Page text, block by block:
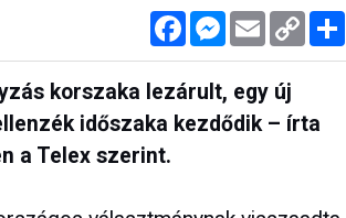
FacebookMessenger
Email Copy
Link
korszaka lezárult, egy új
időszaka kezdődik – írta
a Telex szerint.